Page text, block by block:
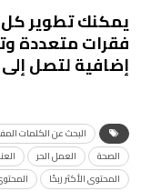
يمكنك تطوير
فقرات متعددة
إضافية لتصل
البحث عن الكلمات
الصحة
العمل الحر
المحتوى الأكثر ربحًا